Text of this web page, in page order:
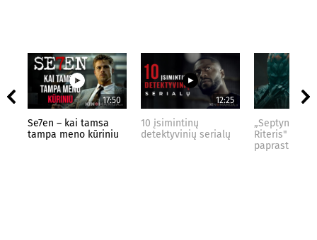
17:50
Se7en – kai tamsa
tampa meno kūriniu
12:25
10 įsimintinų
detektyvinių serialų
„Septynių
Riteris" – kai
paprastumas